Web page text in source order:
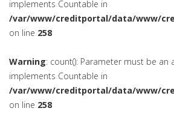
implements Countable in
/var/www/creditportal/data/www/
on line 258
Warning: count(): Parameter must be
implements Countable in
/var/www/creditportal/data/www/
on line 258